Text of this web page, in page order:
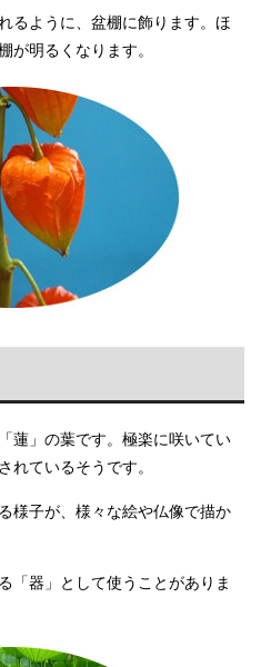
るように、盆棚に飾ります。ほ
が明るくなります。
蓮」の葉です。極楽に咲いてい
れているそうです。
様子が、様々な絵や仏像で描か
「器」として使うことがありま